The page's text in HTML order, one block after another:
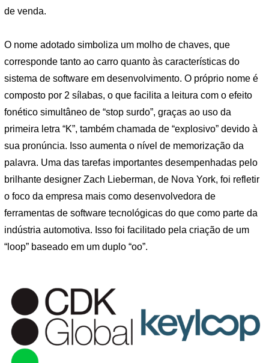
de venda.
O nome adotado simboliza um molho de chaves, que
corresponde tanto ao carro quanto às características do
sistema de software em desenvolvimento. O próprio nome é
composto por 2 sílabas, o que facilita a leitura com o efeito
fonético simultâneo de “stop surdo”, graças ao uso da
primeira letra “K”, também chamada de “explosivo” devido à
sua pronúncia. Isso aumenta o nível de memorização da
palavra. Uma das tarefas importantes desempenhadas pelo
brilhante designer Zach Lieberman, de Nova York, foi refletir
o foco da empresa mais como desenvolvedora de
ferramentas de software tecnológicas do que como parte da
indústria automotiva. Isso foi facilitado pela criação de um
“loop” baseado em um duplo “oo”.